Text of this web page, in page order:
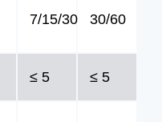
7/15/30 30/60
≤ 5 ≤ 5